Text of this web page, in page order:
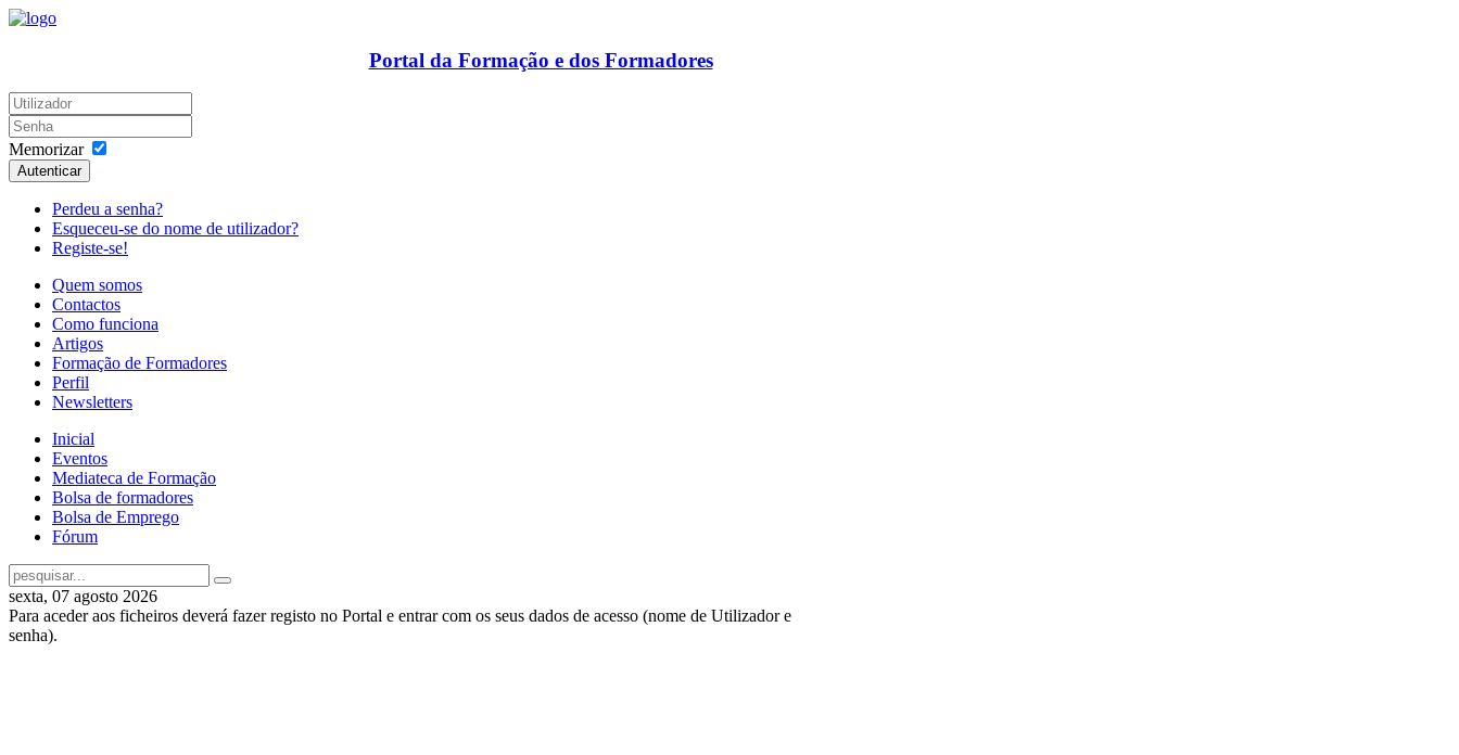
Portal da Formação e dos Formadores
Memorizar
Autenticar
Perdeu a senha?
Esqueceu-se do nome de utilizador?
Registe-se!
Quem somos
Contactos
Como funciona
Artigos
Formação de Formadores
Perfil
Newsletters
Inicial
Eventos
Mediateca de Formação
Bolsa de formadores
Bolsa de Emprego
Fórum
sexta, 07 agosto 2026
Para aceder aos ficheiros deverá fazer registo no Portal e entrar com os seus dados de acesso (nome de Utilizador e
senha).